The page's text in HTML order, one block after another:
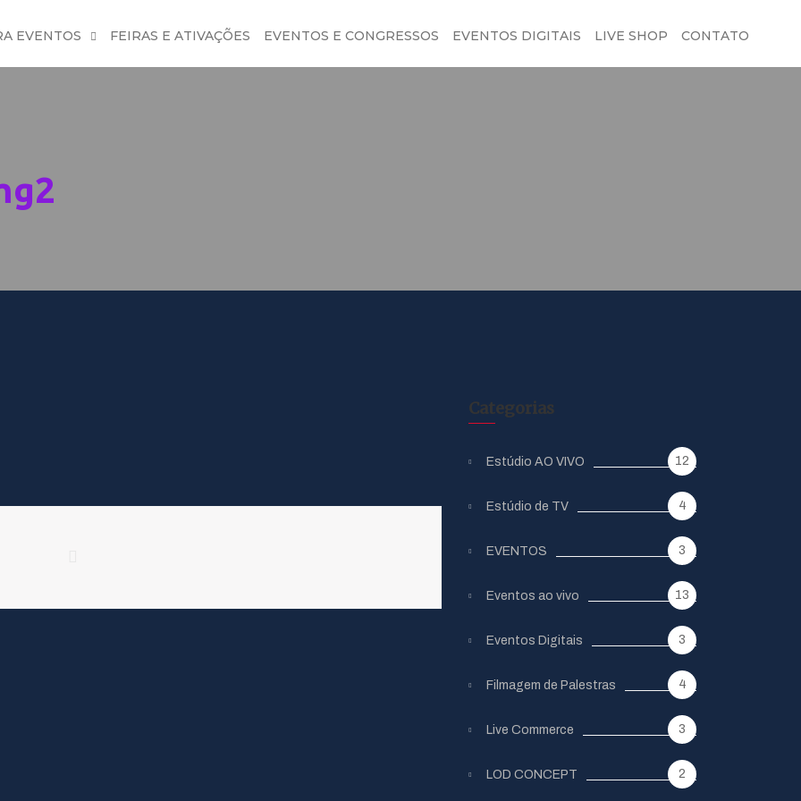
EVENTOS FEIRAS E ATIVAÇÕES EVENTOS E CONGRESSOS EVENTOS DIGITAIS LIVE SHOP CONTATO
Categorias
Estúdio AO VIVO 12
Estúdio de TV 4
EVENTOS 3
Eventos ao vivo 13
Eventos Digitais 3
Filmagem de Palestras 4
Live Commerce 3
LOD CONCEPT 2